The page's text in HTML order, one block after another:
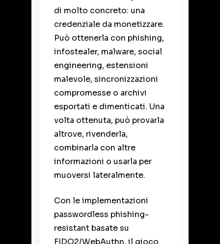
di molto concreto: una
credenziale da monetizzare.
Può ottenerla con phishing,
infostealer, malware, social
engineering, estensioni
malevole, sincronizzazioni
compromesse o archivi
esportati e dimenticati. Una
volta ottenuta, può provarla
altrove, rivenderla,
combinarla con altre
informazioni o usarla per
muoversi lateralmente.
Con le implementazioni
passwordless phishing-
resistant basate su
FIDO2/WebAuthn, il gioco